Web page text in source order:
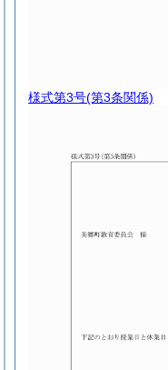
様式第3号(第3条関係)